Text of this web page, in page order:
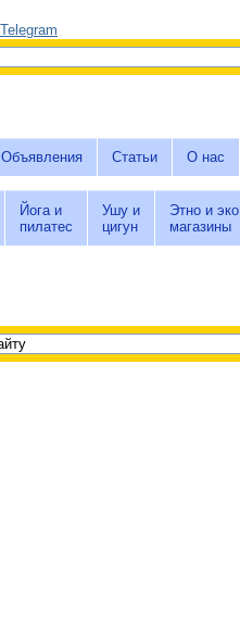
Объявления Статьи О нас
Йога и
пилатес
Ушу и
цигун
Этно и эко
магазины